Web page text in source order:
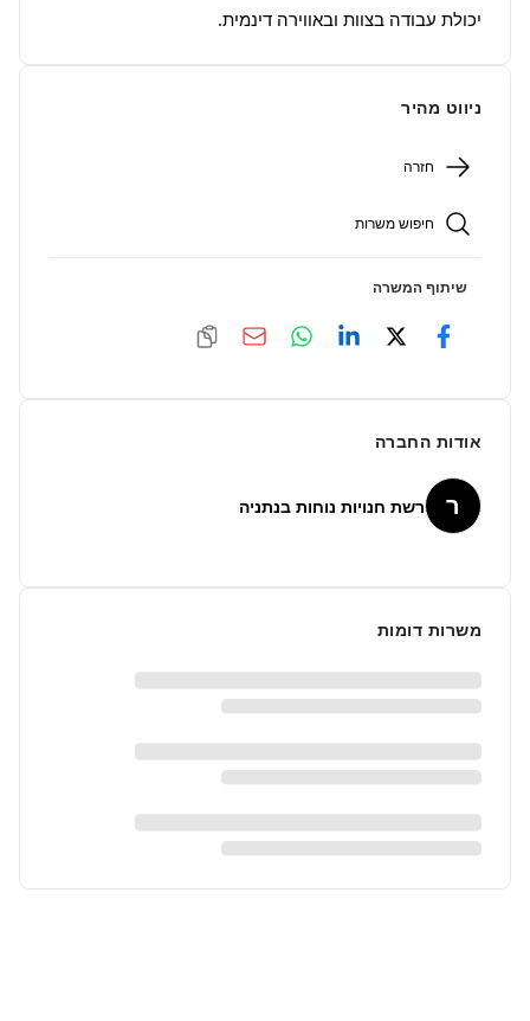
יכולת עבודה בצוות ובאווירה דינמית.
ניווט מהיר
חזרה
חיפוש משרות
שיתוף המשרה
אודות החברה
ר רשת חנויות נוחות בנתניה
משרות דומות